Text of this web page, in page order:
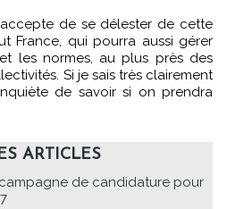
de se délester de cette
France, qui pourra aussi gérer
les normes, au plus près des
Si je sais très clairement
de savoir si on prendra
ARTICLES
de candidature pour